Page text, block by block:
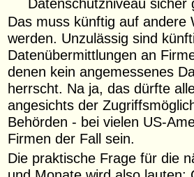
Das muss künftig auf andere
werden. Unzulässig sind
Datenübermittlungen an
denen kein angemessenes
herrscht. Na ja, das dürfte
angesichts der
Behörden - bei vielen US-
Firmen der Fall sein.
Die praktische Frage für die